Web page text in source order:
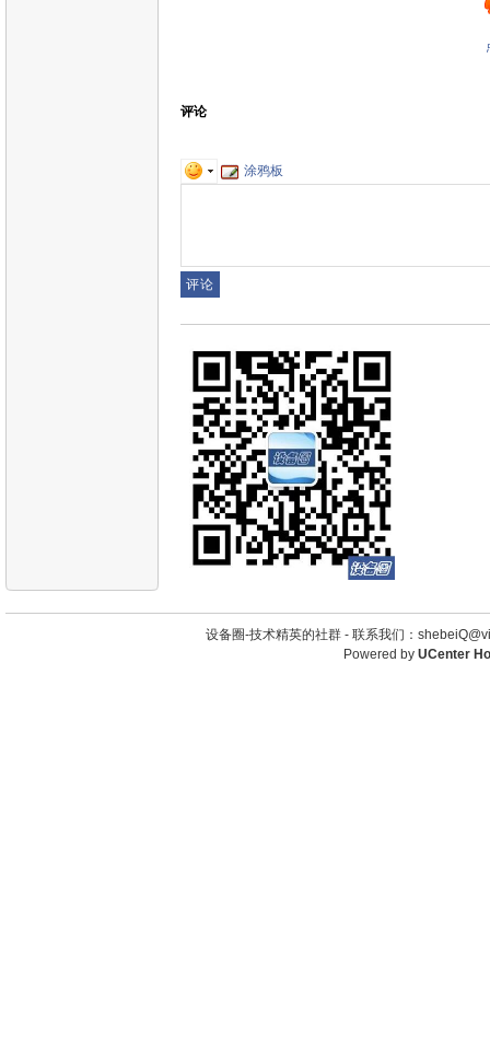
评论
涂鸦板
设备圈-技术精英的社群 - 联系我们：
Powered by UCenter